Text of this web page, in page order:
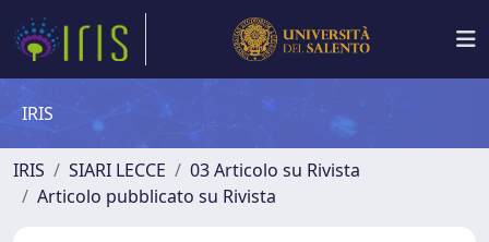
IRIS
IRIS SIARI LECCE
03 Articolo su Rivista
Articolo pubblicato su Rivista